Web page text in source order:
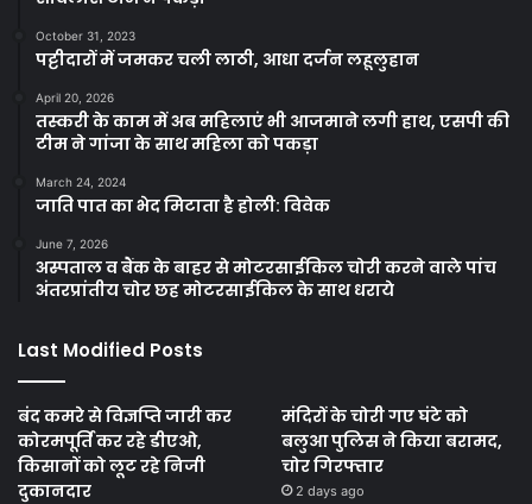
October 31, 2023
पट्टीदारों में जमकर चली लाठी, आधा दर्जन लहूलुहान
April 20, 2026
तस्करी के काम में अब महिलाएं भी आजमाने लगी हाथ, एसपी की
टीम ने गांजा के साथ महिला को पकड़ा
March 24, 2024
जाति पात का भेद मिटाता है होली: विवेक
June 7, 2026
अस्पताल व बैंक के बाहर से मोटरसाईकिल चोरी करने वाले पांच
अंतरप्रांतीय चोर छह मोटरसाईकिल के साथ धराये
Last Modified Posts
बंद कमरे से विज्ञप्ति जारी कर
कोरमपूर्ति कर रहे डीएओ,
किसानों को लूट रहे निजी
दुकानदार
मंदिरों के चोरी गए घंटे को
बलुआ पुलिस ने किया बरामद,
चोर गिरफ्तार
2 days ago